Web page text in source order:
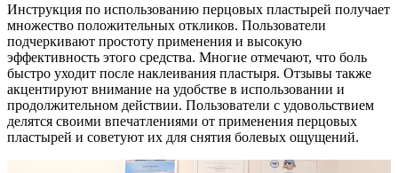
Инструкция по использованию перцовых пластырей получает
множество положительных откликов. Пользователи
подчеркивают простоту применения и высокую
эффективность этого средства. Многие отмечают, что боль
быстро уходит после наклеивания пластыря. Отзывы также
акцентируют внимание на удобстве в использовании и
продолжительном действии. Пользователи с удовольствием
делятся своими впечатлениями от применения перцовых
пластырей и советуют их для снятия болевых ощущений.